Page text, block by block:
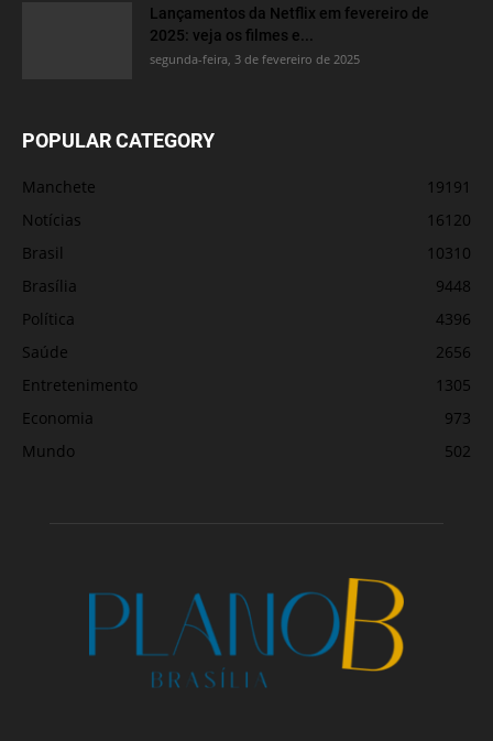
Lançamentos da Netflix em fevereiro de
2025: veja os filmes e...
segunda-feira, 3 de fevereiro de 2025
POPULAR CATEGORY
Manchete
19191
Notícias
16120
Brasil
10310
Brasília
9448
Política
4396
Saúde
2656
Entretenimento
1305
Economia
973
Mundo
502